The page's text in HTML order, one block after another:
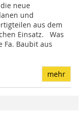
neue
und
aus dem
Einsatz. Was
Fa. Baubit aus
mehr